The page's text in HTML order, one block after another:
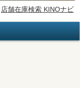
店舗在庫検索 KINOナビ